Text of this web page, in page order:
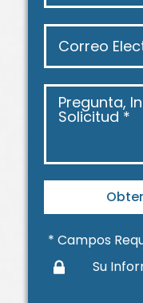
* Campos
Su